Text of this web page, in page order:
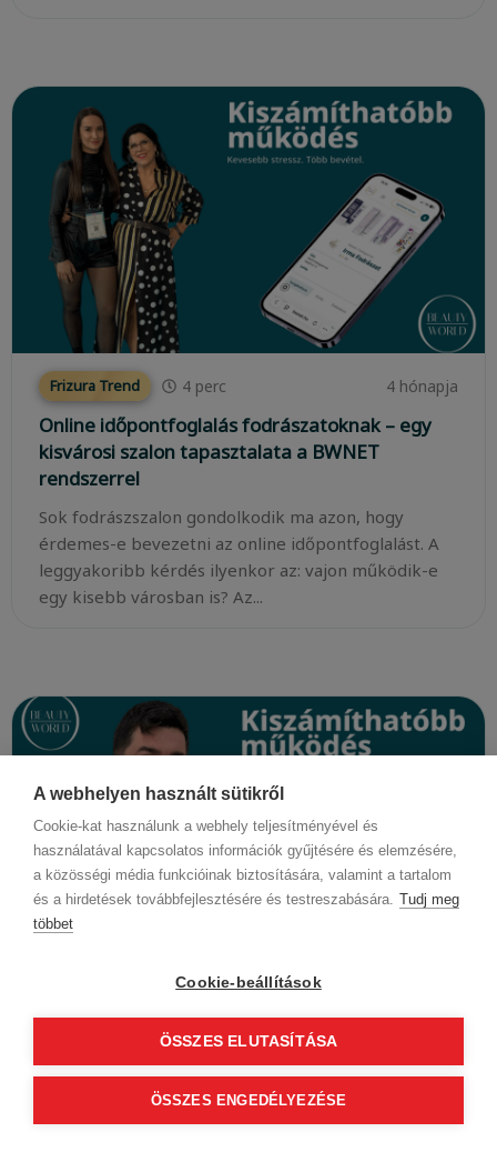
A webhelyen használt sütikről
Cookie-kat használunk a webhely teljesítményével és
használatával kapcsolatos információk gyűjtésére és elemzésére,
a közösségi média funkcióinak biztosítására, valamint a tartalom
és a hirdetések továbbfejlesztésére és testreszabására. Tudj meg
többet
Cookie-beállítások
ÖSSZES ELUTASÍTÁSA
ÖSSZES ENGEDÉLYEZÉSE
Frizura Trend 4 perc 4 hónapja
Online időpontfoglalás fodrászatoknak – egy
kisvárosi szalon tapasztalata a BWNET
rendszerrel
Sok fodrászszalon gondolkodik ma azon, hogy
érdemes-e bevezetni az online időpontfoglalást. A
leggyakoribb kérdés ilyenkor az: vajon működik-e
egy kisebb városban is? Az...
3 perc
Új fodrászszalon indítása sikeresen – Így segíti
a BWNET rendszere a szalonvezetést
Egy új fodrászszalon megnyitása egyszerre jelent
szakmai lehetőséget és komoly szervezési kihívást.